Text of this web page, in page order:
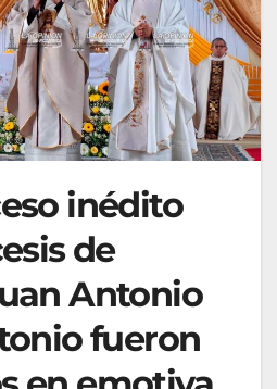
inédito
de
Antonio
fueron